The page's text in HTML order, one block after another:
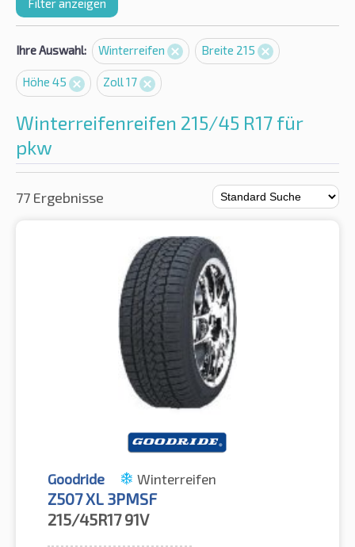
Filter anzeigen
Ihre Auswahl: Winterreifen Breite 215
Höhe 45 Zoll 17
Winterreifenreifen 215/45 R17 für
pkw
77 Ergebnisse
Goodride Winterreifen
Z507 XL 3PMSF
215/45R17 91V